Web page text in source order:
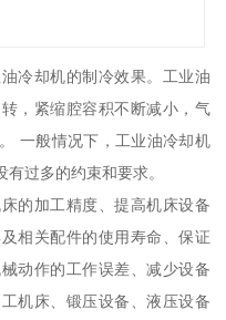
冷却机的制冷效果。工业油
，紧缩腔容积不断减小，气
一般情况下，工业油冷却机
过多的约束和要求。
的加工精度、提高机床设备
相关配件的使用寿命、保证
动作的工作误差、减少设备
机床、锻压设备、液压设备